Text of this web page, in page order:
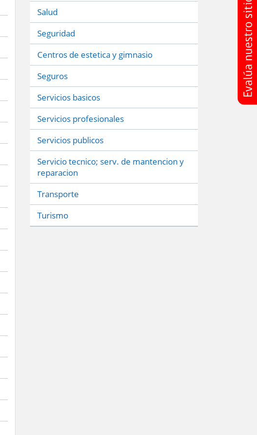
Salud
Seguridad
Centros de estetica y gimnasio
Seguros
Servicios basicos
Servicios profesionales
Servicios publicos
Servicio tecnico; serv. de mantencion y
reparacion
Transporte
Turismo